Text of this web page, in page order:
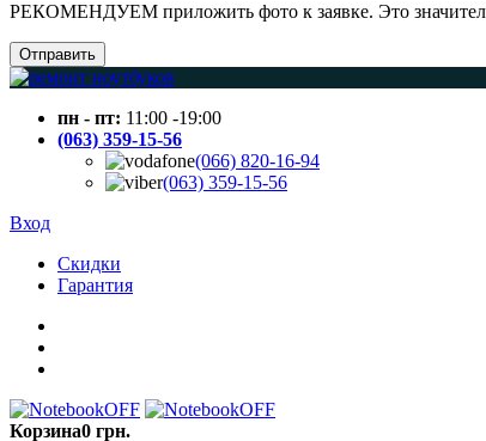
РЕКОМЕНДУЕМ приложить фото к заявке. Это
Отправить
пн - пт: 11:00 -19:00
(063) 359-15-56
(066) 820-16-94
(063) 359-15-56
Вход
Скидки
Гарантия
Корзина0 грн.